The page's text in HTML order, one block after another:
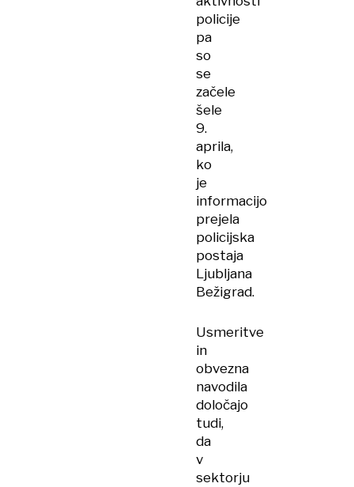
policije
pa
so
se
začele
šele
9.
aprila,
ko
je
informacijo
prejela
policijska
postaja
Ljubljana
Bežigrad.
Usmeritve
in
obvezna
navodila
določajo
tudi,
da
v
sektorju